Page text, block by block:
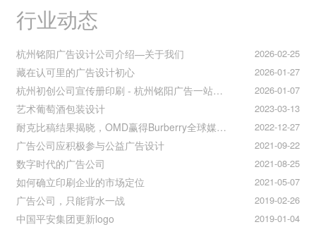
行业动态
2026-02-25
杭州铭阳广告设计公司介绍—关于我们
2026-01-27
藏在认可里的广告设计初心
2026-01-07
杭州初创公司宣传册印刷 - 杭州铭阳广告一站式解决方案
2023-03-13
艺术葡萄酒包装设计
2022-12-27
耐克比稿结果揭晓，OMD赢得Burberry全球媒介业务（转自广告狂人日报）
2021-09-22
广告公司应积极参与公益广告设计
2021-08-25
数字时代的广告公司
2021-05-07
如何确立印刷企业的市场定位
2019-02-26
广告公司，只能背水一战
2019-01-04
中国平安集团更新logo